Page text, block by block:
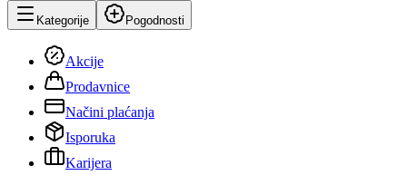
Kategorije Pogodnosti
Akcije
Prodavnice
Načini plaćanja
Isporuka
Karijera